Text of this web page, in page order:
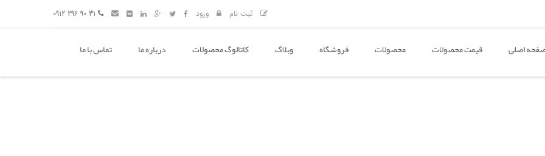
ثبت نام ورود
اصلی قیمت محصولات محصولات فروشگاه وبلاگ کاتالوگ محصولات درباره ما تماس با ما